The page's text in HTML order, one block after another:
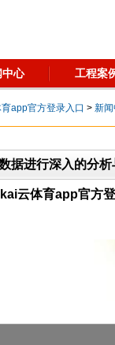
中心 工程案
app官方登录入口 > 新
据进行深入的分
云体育app官方